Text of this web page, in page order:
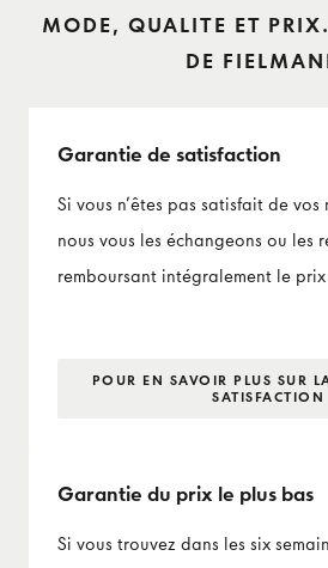
MODE, QUALITE ET
DE
Garantie de satisfaction
Si vous n’êtes pas satisfait de
nous vous les échangeons ou les
remboursant intégralement le prix
POUR EN SAVOIR PLUS SUR
SATISFACTION
Garantie du prix le plus bas
Si vous trouvez dans les six